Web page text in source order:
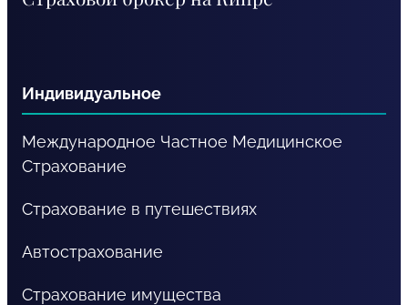
Индивидуальное
Международное Частное Медицинское
Cтрахование
Страхование в путешествиях
Автострахование
Страхование имущества